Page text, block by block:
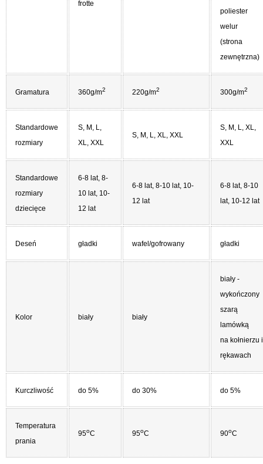
frotte
poliester
welur
(strona
zewnętrzna)
Gramatura 360g/m2 220g/m2 300g/m2
Standardowe
rozmiary
S, M, L,
XL, XXL
S, M, L, XL, XXL
S, M, L, XL,
XXL
Standardowe
rozmiary
dziecięce
6-8 lat, 8-
10 lat, 10-
12 lat
6-8 lat, 8-10 lat, 10-
12 lat
6-8 lat, 8-10
lat, 10-12 lat
Deseń gładki wafel/gofrowany gładki
Kolor biały biały
biały -
wykończony
szarą
lamówką
na kołnierzu i
rękawach
Kurczliwość do 5% do 30% do 5%
Temperatura
prania
95oC 95oC 90oC